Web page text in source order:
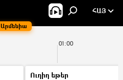
Արմենիա
ՀԱՅ
01:00
Ուղիղ եթեր